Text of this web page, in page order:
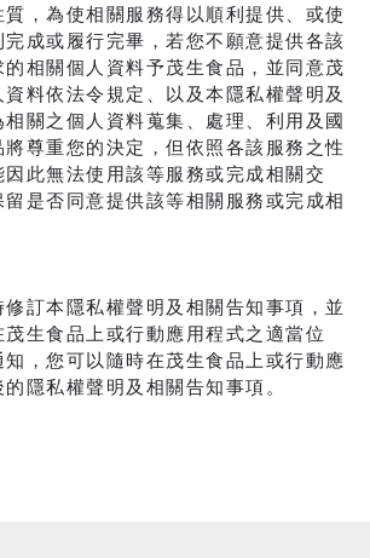
，為使相關服務得以順利提供、或使
成或履行完畢，若您不願意提供各該
的相關個人資料予茂生食品，並同意茂
料依法令規定、以及本隱私權聲明及
關之個人資料蒐集、處理、利用及國
尊重您的決定，但依照各該服務之性
此無法使用該等服務或完成相關交
是否同意提供該等相關服務或完成相
訂本隱私權聲明及相關告知事項，並
生食品上或行動應用程式之適當位
，您可以隨時在茂生食品上或行動應
隱私權聲明及相關告知事項。